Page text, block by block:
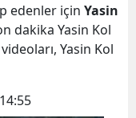
edenler için Yasin
dakika Yasin Kol
Yasin Kol